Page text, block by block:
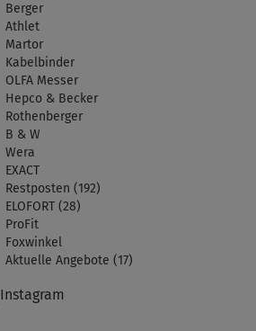
Berger
Athlet
Martor
Kabelbinder
OLFA Messer
Hepco & Becker
Rothenberger
B & W
Wera
EXACT
Restposten (192)
ELOFORT (28)
ProFit
Foxwinkel
Aktuelle Angebote (17)
Instagram